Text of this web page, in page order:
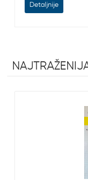
Detaljnije